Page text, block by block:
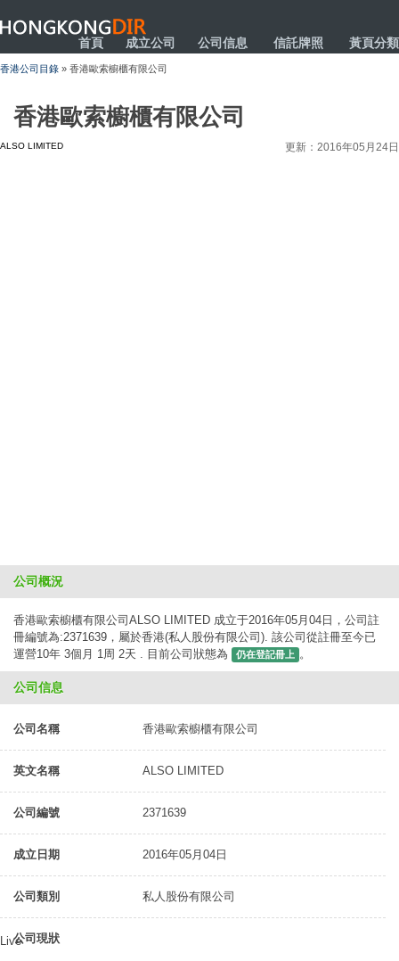
HONGKONGDIR
首頁 成立公司 公司信息 信託牌照 黃頁分類
香港公司目錄 » 香港歐索櫥櫃有限公司
香港歐索櫥櫃有限公司
ALSO LIMITED 更新：2016年05月24日
公司概況
香港歐索櫥櫃有限公司ALSO LIMITED 成立于2016年05月04日，公司註
冊編號為:2371639，屬於香港(私人股份有限公司). 該公司從註冊至今已
運營10年 3個月 1周 2天 . 目前公司狀態為
仍在登記冊上 。
公司信息
公司名稱 香港歐索櫥櫃有限公司
英文名稱 ALSO LIMITED
公司編號 2371639
成立日期 2016年05月04日
公司類別 私人股份有限公司
公司現狀
Live